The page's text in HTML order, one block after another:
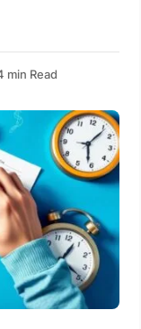
min Read